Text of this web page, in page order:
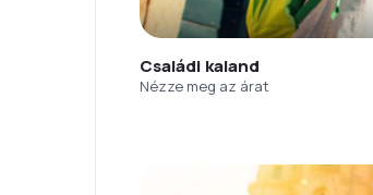
Családi kaland
Nézze meg az árat